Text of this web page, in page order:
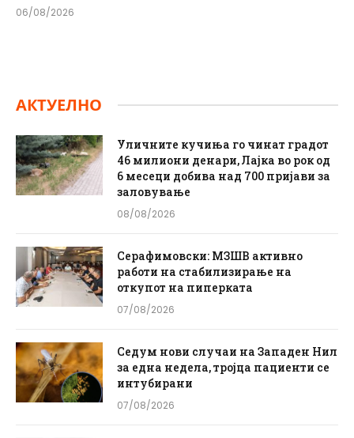
06/08/2026
АКТУЕЛНО
Уличните кучиња го чинат градот
46 милиони денари, Лајка во рок од
6 месеци добива над 700 пријави за
заловување
08/08/2026
Серафимовски: МЗШВ активно
работи на стабилизирање на
откупот на пиперката
07/08/2026
Седум нови случаи на Западен Нил
за една недела, тројца пациенти се
интубирани
07/08/2026